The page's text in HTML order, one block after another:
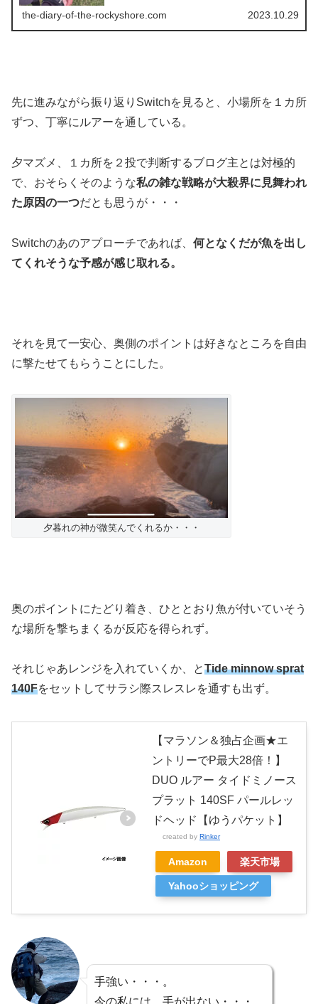
the-diary-of-the-rockyshore.com 2023.10.29
先に進みながら振り返りSwitchを見ると、小場所を１カ所
ずつ、丁寧にルアーを通している。
夕マズメ、１カ所を２投で判断するブログ主とは対極的
で、おそらくそのような私の雑な戦略が大殺界に見舞われ
た原因の一つだとも思うが・・・
Switchのあのアプローチであれば、 何となくだが魚を出し
てくれそうな予感が感じ取れる。
それを見て一安心、奥側のポイントは好きなところを自由
に撃たせてもらうことにした。
夕暮れの神が微笑んでくれるか・・・
奥のポイントにたどり着き、ひととおり魚が付いていそう
な場所を撃ちまくるが反応を得られず。
それじゃあレンジを入れていくか、とTide minnow sprat
140Fをセットしてサラシ際スレスレを通すも出ず。
【マラソン＆独占企画★エ
ントリーでP最大28倍！】
DUO ルアー タイドミノース
プラット 140SF パールレッ
ドヘッド【ゆうパケット】
created by Rinker
Amazon 楽天市場
Yahooショッピング
手強い・・・。